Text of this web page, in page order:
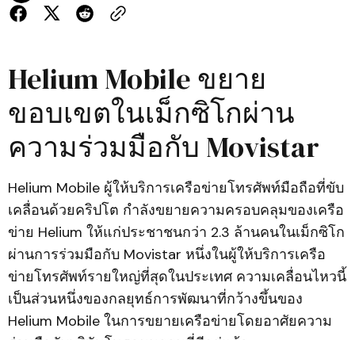
Helium Mobile ขยาย
ขอบเขตในเม็กซิโกผ่าน
ความร่วมมือกับ Movistar
Helium Mobile ผู้ให้บริการเครือข่ายโทรศัพท์มือถือที่ขับ
เคลื่อนด้วยคริปโต กำลังขยายความครอบคลุมของเครือ
ข่าย Helium ให้แก่ประชาชนกว่า 2.3 ล้านคนในเม็กซิโก
ผ่านการร่วมมือกับ Movistar หนึ่งในผู้ให้บริการเครือ
ข่ายโทรศัพท์รายใหญ่ที่สุดในประเทศ ความเคลื่อนไหวนี้
เป็นส่วนหนึ่งของกลยุทธ์การพัฒนาที่กว้างขึ้นของ
Helium Mobile ในการขยายเครือข่ายโดยอาศัยความ